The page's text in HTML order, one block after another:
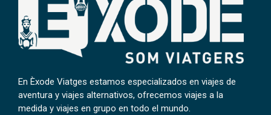
En Èxode Viatges estamos especializados en viajes de
aventura y viajes alternativos, ofrecemos viajes a la
medida y viajes en grupo en todo el mundo.